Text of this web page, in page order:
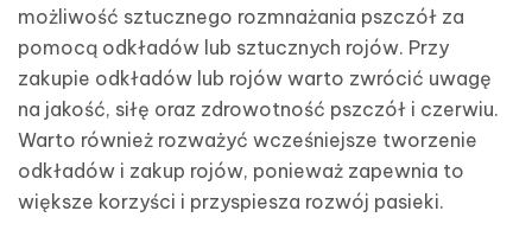
możliwość sztucznego rozmnażania pszczół za
pomocą odkładów lub sztucznych rojów. Przy
zakupie odkładów lub rojów warto zwrócić uwagę
na jakość, siłę oraz zdrowotność pszczół i czerwiu.
Warto również rozważyć wcześniejsze tworzenie
odkładów i zakup rojów, ponieważ zapewnia to
większe korzyści i przyspiesza rozwój pasieki.